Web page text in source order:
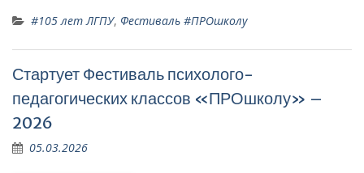
#105 лет ЛГПУ, Фестиваль #ПРОшколу
Стартует Фестиваль психолого-
педагогических классов «ПРОшколу» –
2026
05.03.2026